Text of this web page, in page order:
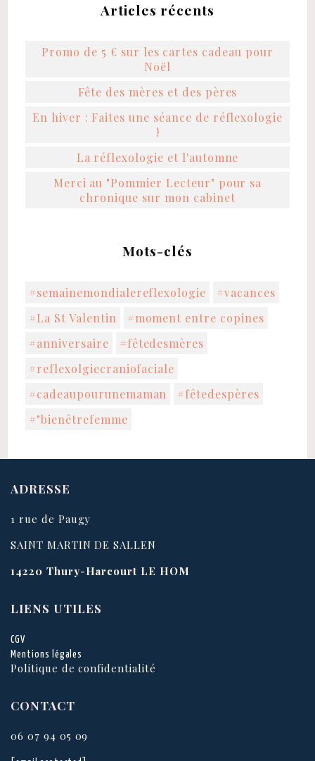
Articles récents
Promo de 5 € sur les cartes cadeau pour
Noël
Fête des mères et des pères
En hiver : Faites une séance de réflexologie
!
La réflexologie et l'automne
Merci au "Pommier Lecteur" pour sa
chronique sur mon cabinet
Mots-clés
#semainemondialereflexologie
#vacances
#La St Valentin
#moment entre copines
#anniversaire
#fêtedesmères
#reflexolgiecraniofaciale
#cadeaupourunemaman
#fêtedespères
#"bienêtrefemme
ADRESSE
1 rue de Paugy
SAINT MARTIN DE SALLEN
14220 Thury-Harcourt LE HOM
LIENS UTILES
CGV
Mentions légales
Politique de confidentialité
CONTACT
06 07 94 05 09